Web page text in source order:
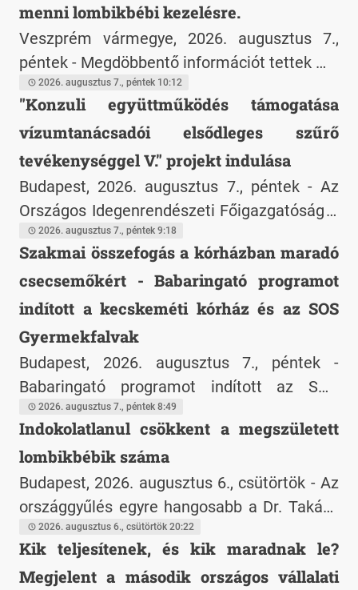
területén utazásszervezői és
utazásközvetítői tevékenységet végző
vállalkozások nyilvántartásából.
képviselőknek a Magyar Település- és
Területfejlesztők Szövetsége
menni lombikbébi kezelésre.
Veszprém vármegye, 2026. augusztus 7.,
péntek - Megdöbbentő információt tettek ma
közzé a Nemzeti Közleménytárban. Kiderült
ugyanis, hogy a Duna-menti REK
Reprodukciós Központ Kútvölgyi telephelyén
különböző okok miatt lombikbébik százai
nem születtek meg.
2026. augusztus 7., péntek 10:12
"Konzuli együttműködés támogatása
vízumtanácsadói elsődleges szűrő
tevékenységgel V." projekt indulása
Budapest, 2026. augusztus 7., péntek - Az
Országos Idegenrendészeti Főigazgatóság a
Külügyminisztériummal konzorciumi
partnerségben elindítja a "Konzuli
együttműködés támogatása
vízumtanácsadói elsődleges szűrő
tevékenységgel V." című projektet.
2026. augusztus 7., péntek 9:18
Szakmai összefogás a kórházban maradó
csecsemőkért - Babaringató programot
indított a kecskeméti kórház és az SOS
Gyermekfalvak
Budapest, 2026. augusztus 7., péntek -
Babaringató programot indított az SOS
Gyermekfalvak és a Bács-Kiskun Vármegyei
Oktatókórház Kecskeméten. A program
célja, hogy az SOS képzett önkénteseitől a
kórházi tartózkodás ideje alatt is minél
teljesebb testi-lelki támogatást kapjanak
azok a csecsemők, akik átmenetileg még
nem kerülhetnek családba.
2026. augusztus 7., péntek 8:49
Indokolatlanul csökkent a megszületett
lombikbébik száma
Budapest, 2026. augusztus 6., csütörtök - Az
országgyűlés egyre hangosabb a Dr. Takács
Pétert ért kritikáktól és korrupciós vádaktól.
Az egykori egészségügyért felelős
államtitkár hangsúlyozza, hogy a vádak
2026. augusztus 6., csütörtök 20:22
Kik teljesítenek, és kik maradnak le?
Megjelent a második országos vállalati